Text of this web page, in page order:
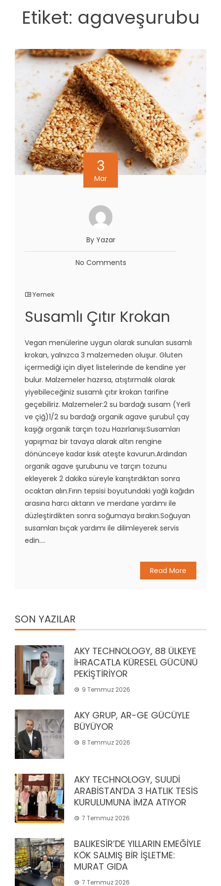
Etiket: agaveşurubu
3
Mar
By Yazar
No Comments
Yemek
Susamlı Çıtır Krokan
Vegan menülerine uygun olarak sunulan susamlı
krokan, yalnızca 3 malzemeden oluşur. Gluten
içermediği için diyet listelerinde de kendine yer
bulur. Malzemeler hazırsa, atıştırmalık olarak
yiyebileceğiniz susamlı çıtır krokan tarifine
geçebiliriz. Malzemeler:2 su bardağı susam (Yerli
ve çiğ)1/2 su bardağı organik agave şurubu1 çay
kaşığı organik tarçın tozu Hazırlanışı:Susamları
yapışmaz bir tavaya alarak altın rengine
dönünceye kadar kısık ateşte kavurun.Ardından
organik agave şurubunu ve tarçın tozunu
ekleyerek 2 dakika süreyle karıştırdıktan sonra
ocaktan alın.Fırın tepsisi boyutundaki yağlı kağıdın
arasına harcı aktarın ve merdane yardımı ile
düzleştirdikten sonra soğumaya bırakın.Soğuyan
susamları bıçak yardımı ile dilimleyerek servis
edin....
Read More
SON YAZILAR
AKY TECHNOLOGY, 88 ÜLKEYE
İHRACATLA KÜRESEL GÜCÜNÜ
PEKİŞTİRİYOR
9 Temmuz 2026
AKY GRUP, AR-GE GÜCÜYLE
BÜYÜYOR
8 Temmuz 2026
AKY TECHNOLOGY, SUUDİ
ARABİSTAN’DA 3 HATLIK TESİS
KURULUMUNA İMZA ATIYOR
7 Temmuz 2026
BALIKESİR’DE YILLARIN EMEĞİYLE
KÖK SALMIŞ BİR İŞLETME:
MURAT GIDA
7 Temmuz 2026